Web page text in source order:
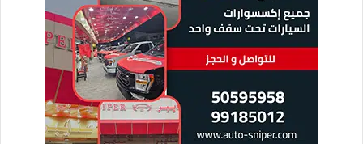
العلاج الضوئي بأشعة الشمس
إن التعرض اليومي لأشعة الشمس (العلاج الشمسي)
لفترات قليلة يساعد على تقليل الصدفية، ولكن قبل أن